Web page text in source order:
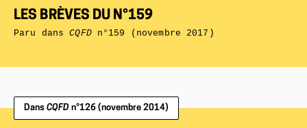
LES BRÈVES DU N°159
Paru dansCQFDn°159 (novembre 2017)
Dans CQFD n°126 (novembre 2014)